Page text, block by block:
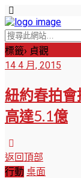
標籤› 貞觀
14 4 月, 2015
紐約春拍
高達5.1億
返回頂部
行動 桌面